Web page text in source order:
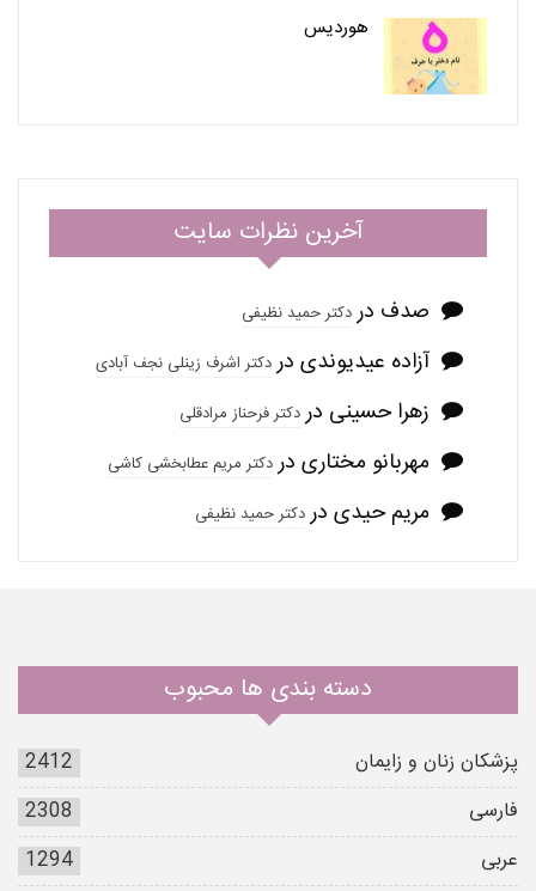
هوردیس
آخرین نظرات سایت
صدف دردکتر حمید نظیفی
آزاده عیدیوندی دردکتر اشرف زینلی نجف آبادی
زهرا حسینی دردکتر فرحناز مرادقلی
مهربانو مختاری دردکتر مریم عطابخشی کاشی
مریم حیدی دردکتر حمید نظیفی
دسته بندی ها محبوب
پزشکان زنان و زایمان
2412
فارسی
2308
عربی
1294